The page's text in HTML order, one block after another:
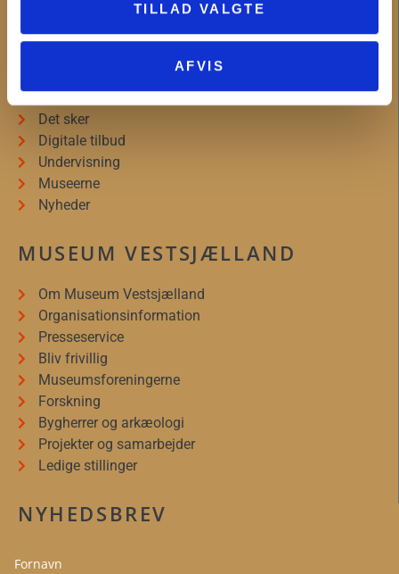
TILLAD VALGTE
AFVIS
Hovedtelefonnummer og telefontid
INFORMATION
Det sker
Digitale tilbud
Undervisning
Museerne
Nyheder
MUSEUM VESTSJÆLLAND
Om Museum Vestsjælland
Organisationsinformation
Presseservice
Bliv frivillig
Museumsforeningerne
Forskning
Bygherrer og arkæologi
Projekter og samarbejder
Ledige stillinger
NYHEDSBREV
Fornavn